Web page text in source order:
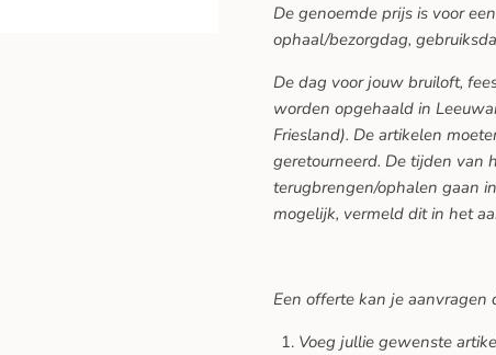
De genoemde prijs is voor
ophaal/bezorgdag,
De dag voor jouw bruiloft,
worden opgehaald in
Friesland). De artikelen
geretourneerd. De tijden van
terugbrengen/ophalen gaan
mogelijk, vermeld dit in het
Een offerte kan je
Voeg jullie gewenste